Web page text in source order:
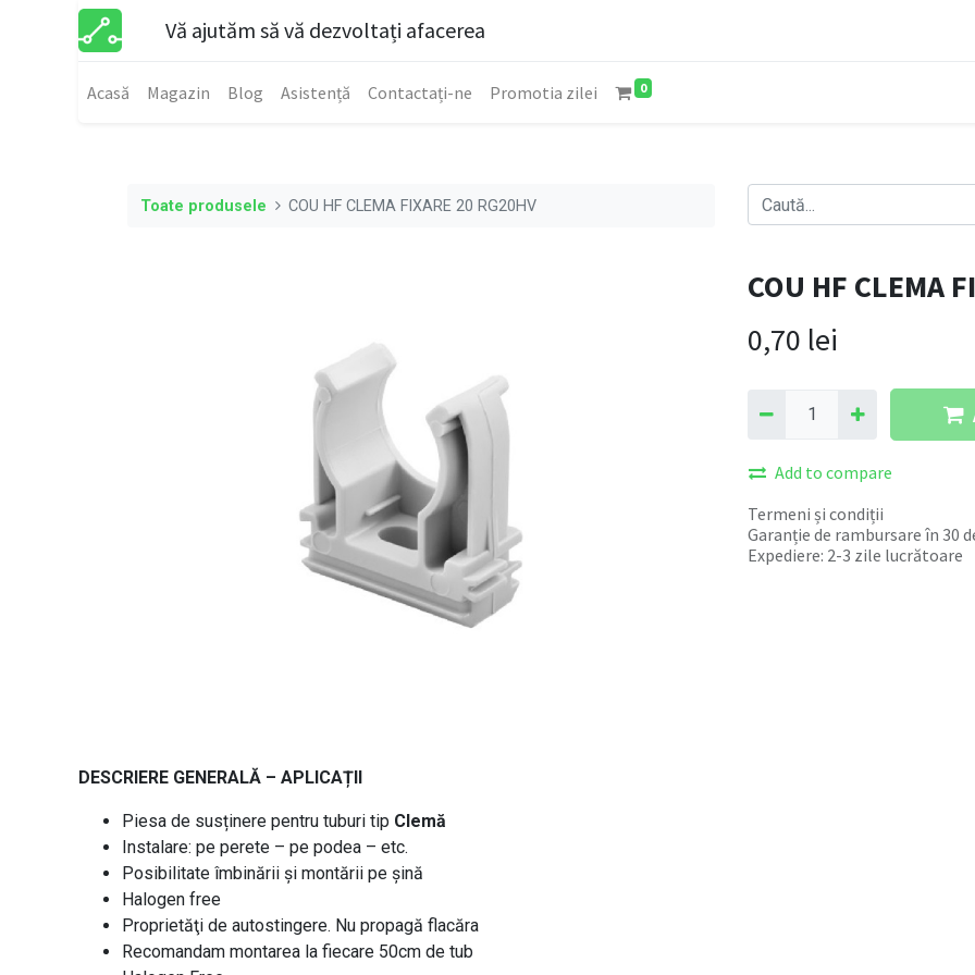
Vă ajutăm să vă dezvoltați afacerea
Acasă Magazin Blog Asistență Contactați-ne Promotia zilei 0
Toate produsele COU HF CLEMA FIXARE 20 RG20HV
COU HF CLEMA
0,70 lei
Add to compare
Termeni și condiții
Garanție de rambursare în 30
Expediere: 2-3 zile lucrătoare
DESCRIERE GENERALĂ – APLICAȚII
Piesa de susținere pentru tuburi tip Clemă
Instalare: pe perete – pe podea – etc.
Posibilitate îmbinării și montării pe șină
Halogen free
Proprietăţi de autostingere. Nu propagă flacăra
Recomandam montarea la fiecare 50cm de tub